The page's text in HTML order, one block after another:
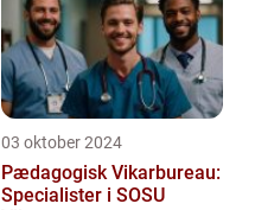
03 oktober 2024
Pædagogisk Vikarbureau:
Specialister i SOSU